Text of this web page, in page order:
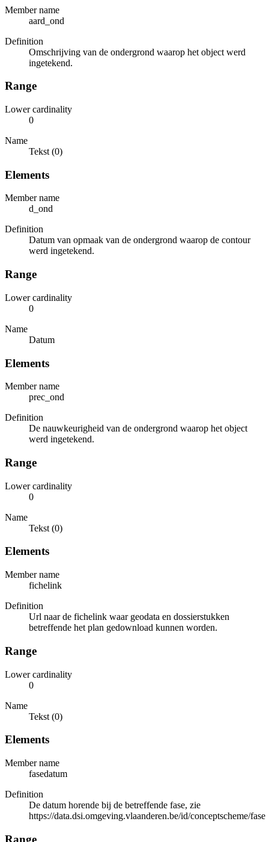
Member name
aard_ond
Definition
Omschrijving van de ondergrond waarop het object werd
ingetekend.
Range
Lower cardinality
0
Name
Tekst (0)
Elements
Member name
d_ond
Definition
Datum van opmaak van de ondergrond waarop de contour
werd ingetekend.
Range
Lower cardinality
0
Name
Datum
Elements
Member name
prec_ond
Definition
De nauwkeurigheid van de ondergrond waarop het object
werd ingetekend.
Range
Lower cardinality
0
Name
Tekst (0)
Elements
Member name
fichelink
Definition
Url naar de fichelink waar geodata en dossierstukken
betreffende het plan gedownload kunnen worden.
Range
Lower cardinality
0
Name
Tekst (0)
Elements
Member name
fasedatum
Definition
De datum horende bij de betreffende fase, zie
https://data.dsi.omgeving.vlaanderen.be/id/conceptscheme/fase
Range